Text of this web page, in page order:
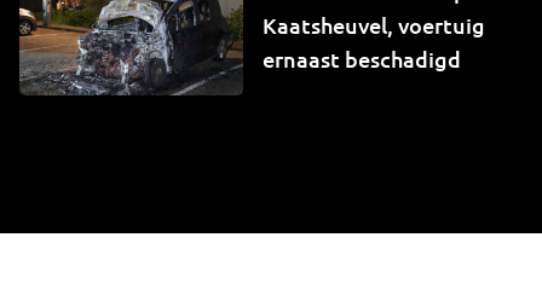
Kaatsheuvel, voertuig
ernaast beschadigd